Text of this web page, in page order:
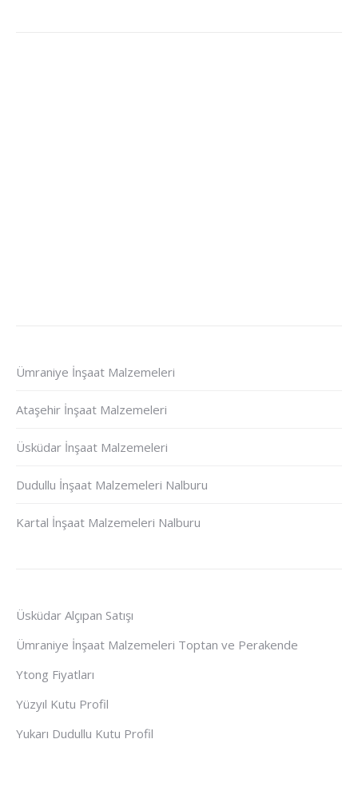
Ümraniye İnşaat Malzemeleri
Ataşehir İnşaat Malzemeleri
Üsküdar İnşaat Malzemeleri
Dudullu İnşaat Malzemeleri Nalburu
Kartal İnşaat Malzemeleri Nalburu
Üsküdar Alçıpan Satışı
Ümraniye İnşaat Malzemeleri Toptan ve Perakende
Ytong Fiyatları
Yüzyıl Kutu Profil
Yukarı Dudullu Kutu Profil